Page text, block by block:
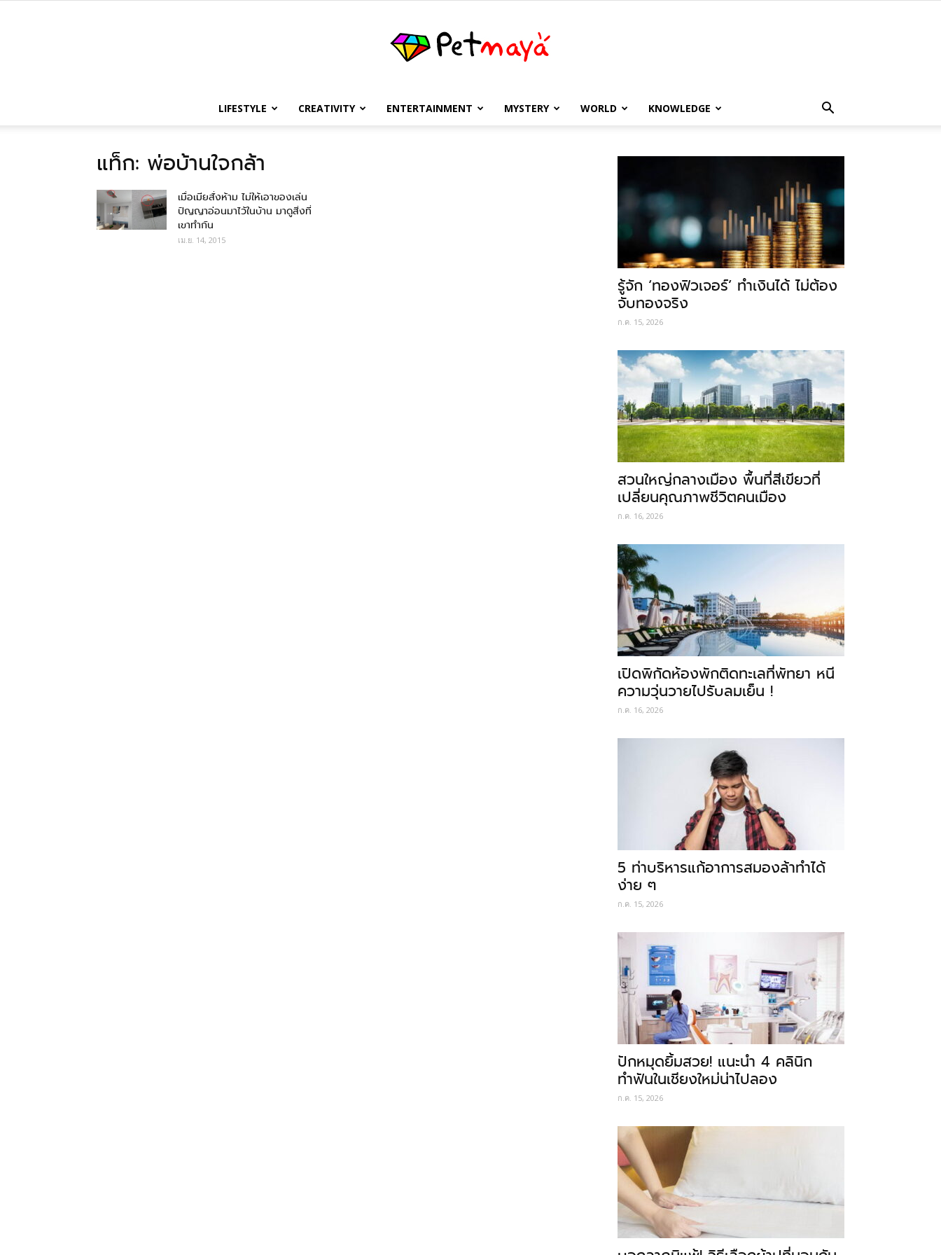
เพชร
LIFESTYLE CREATIVITY ENTERTAINMENT MYSTERY WORLD KNOWLEDGE
แท็ก: พ่อบ้านใจกล้า
เมื่อเมียสั่งห้าม ไม่ให้เอาของเล่น
ปัญญาอ่อนมาไว้ในบ้าน มาดูสิ่งที่
เขาทำกัน
เม.ย. 14, 2015
รู้จัก ‘ทองฟิวเจอร์’ ทำเงินได้ ไม่ต้อง
จับทองจริง
ก.ค. 15, 2026
สวนใหญ่กลางเมือง พื้นที่สีเขียวที่
เปลี่ยนคุณภาพชีวิตคนเมือง
ก.ค. 16, 2026
เปิดพิกัดห้องพักติดทะเลที่พัทยา หนี
ความวุ่นวายไปรับลมเย็น !
ก.ค. 16, 2026
5 ท่าบริหารแก้อาการสมองล้าทำได้
ง่าย ๆ
ก.ค. 15, 2026
ปักหมุดยิ้มสวย! แนะนำ 4 คลินิก
ทำฟันในเชียงใหม่น่าไปลอง
ก.ค. 15, 2026